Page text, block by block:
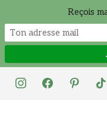
instagramfacebookpinterest
Reçois